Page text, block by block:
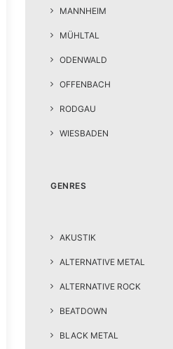
MANNHEIM
MÜHLTAL
ODENWALD
OFFENBACH
RODGAU
WIESBADEN
GENRES
AKUSTIK
ALTERNATIVE METAL
ALTERNATIVE ROCK
BEATDOWN
BLACK METAL